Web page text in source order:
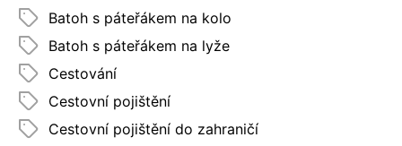
Batoh s páteřákem na kolo
Batoh s páteřákem na lyže
Cestování
Cestovní pojištění
Cestovní pojištění do zahraničí